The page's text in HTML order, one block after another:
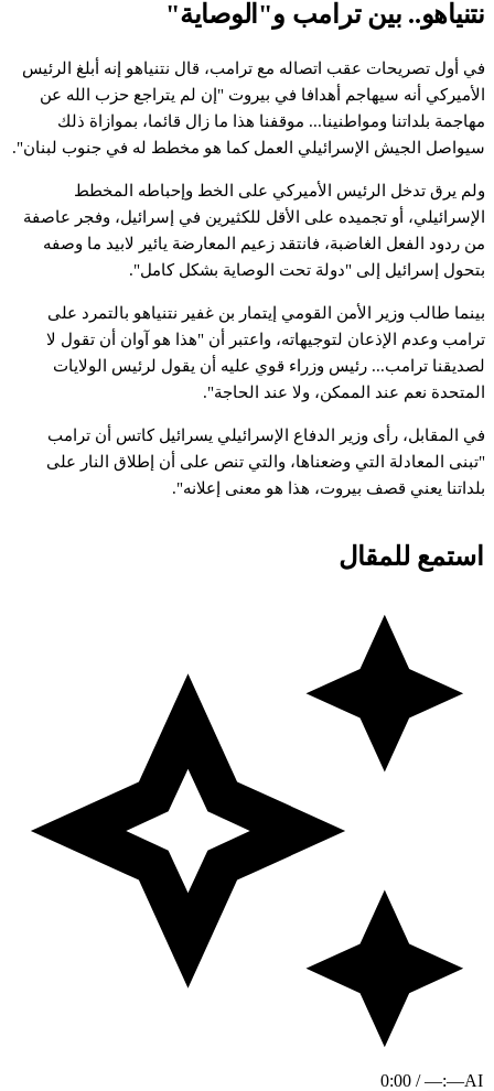
نتنياهو.. بين ترامب و"الوصاية"
في أول تصريحات عقب اتصاله مع ترامب، قال نتنياهو إنه أبلغ الرئيس
الأميركي أنه سيهاجم أهدافا في بيروت "إن لم يتراجع حزب الله عن
مهاجمة بلداتنا ومواطنينا... موقفنا هذا ما زال قائما، بموازاة
ذلك
سيواصل الجيش الإسرائيلي العمل كما هو مخطط له في جنوب لبنان".
ولم يرق تدخل الرئيس الأميركي على الخط وإحباطه المخطط
الإسرائيلي، أو تجميده على الأقل للكثيرين في إسرائيل، وفجر عاصفة
من ردود الفعل الغاضبة، فانتقد زعيم المعارضة يائير لابيد ما وصفه
بتحول إسرائيل إلى "دولة تحت الوصاية بشكل كامل".
بينما طالب وزير الأمن القومي إيتمار بن غفير نتنياهو بالتمرد على
ترامب وعدم الإذعان لتوجيهاته، واعتبر أن "هذا هو آوان أن تقول لا
لصديقنا ترامب... رئيس وزراء قوي عليه أن يقول لرئيس الولايات
المتحدة نعم عند الممكن، ولا عند الحاجة".
في المقابل، رأى وزير الدفاع الإسرائيلي يسرائيل كاتس أن ترامب
"تبنى المعادلة التي وضعناها، والتي تنص على أن إطلاق النار على
بلداتنا يعني قصف بيروت، هذا هو معنى إعلانه".
استمع للمقال
AI
0:00 / —:—